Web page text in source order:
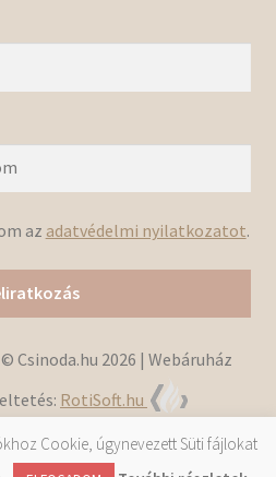
az adatvédelmi nyilatkozatot.
Csinoda.hu 2026 | Webáruház
RotiSoft.hu
0
Cookie, úgynevezett Süti fájlokat